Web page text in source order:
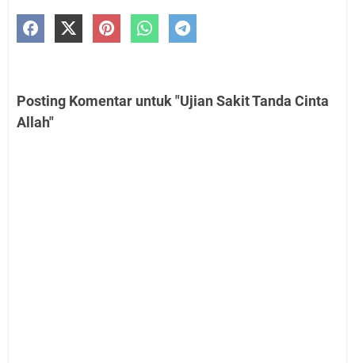
Posting Komentar untuk "Ujian Sakit Tanda Cinta
Allah"